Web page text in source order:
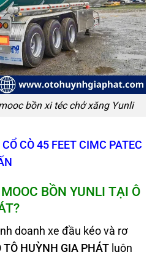
bồn xi téc chở xăng Yunli
CÒ 45 FEET CIMC PATEC
BỒN YUNLI TẠI Ô
doanh xe đầu kéo và rơ
TÔ HUỲNH GIA PHÁT luôn